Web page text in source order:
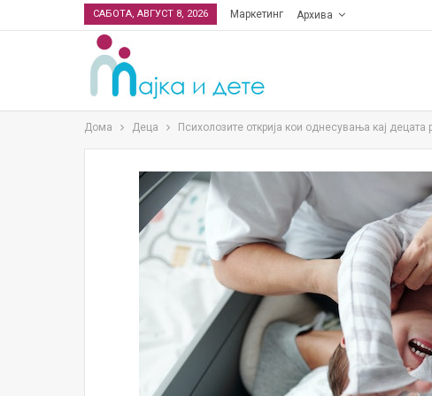
САБОТА, АВГУСТ 8, 2026 Маркетинг Архива
Дома Деца Психолозите открија кои однесувања кај децата